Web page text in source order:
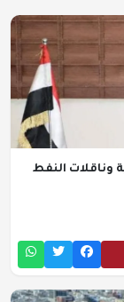
وناقلات النفط